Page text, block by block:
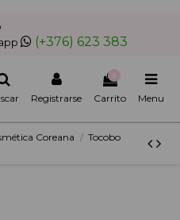
(+376) 623 383
Registrarse Carrito Menu
Coreana
Tocobo